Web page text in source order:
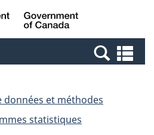
Passer
au
Passer
à
Canada
et
données et méthodes
statistiques